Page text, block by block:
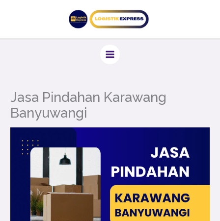
Jasa Pindahan Karawang
Banyuwangi